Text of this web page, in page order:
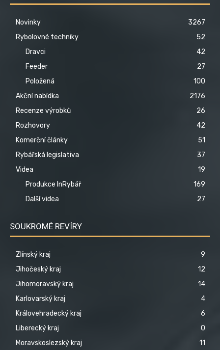
Novinky
3267
Rybolovné techniky
52
Dravci
42
Feeder
27
Položená
100
Akční nabídka
2176
Recenze výrobků
26
Rozhovory
42
Komerční články
51
Rybářská legislativa
37
Videa
19
Produkce InRybář
169
Další videa
27
SOUKROMÉ REVÍRY
Zlínský kraj
9
Jihočeský kraj
12
Jihomoravský kraj
14
Karlovarský kraj
4
Královehradecký kraj
6
Liberecký kraj
0
Moravskoslezský kraj
11